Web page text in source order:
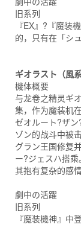
旧系列
『EX』?『魔装
的，只有在「シ
ギオラスト（風
機体概要
与龙卷之精灵ギ
集，作为魔装机
ゼオルート?ザ
ゾン的战斗中被
グラン王国修复
ー?ジェスハ搭
其抱有复杂的感情
劇中の活躍
旧系列
『魔装機神』中